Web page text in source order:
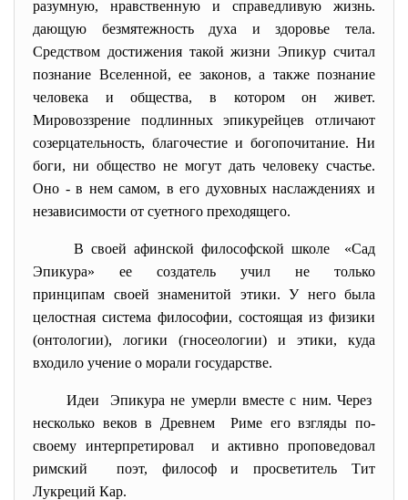
разумную, нравственную и справедливую жизнь.
дающую безмятежность духа и здоровье тела.
Средством достижения такой жизни Эпикур считал
познание Вселенной, ее законов, а также познание
человека и общества, в котором он живет.
Мировоззрение подлинных эпикурейцев отличают
созерцательность, благочестие и богопочитание. Ни
боги, ни общество не могут дать человеку счастье.
Оно - в нем самом, в его духовных наслаждениях и
независимости от суетного преходящего.
В своей афинской философской школе «Сад
Эпикура» ее создатель учил не только
принципам своей знаменитой этики. У него была
целостная система философии, состоящая из физики
(онтологии), логики (гносеологии) и этики, куда
входило учение о морали государстве.
Идеи Эпикура не умерли вместе с ним. Через
несколько веков в Древнем Риме его взгляды по-
своему интерпретировал и активно проповедовал
римский поэт, философ и просветитель Тит
Лукреций Кар.